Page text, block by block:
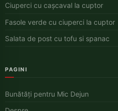
Ciuperci cu cașcaval la cuptor
Fasole verde cu ciuperci la cuptor
Salata de post cu tofu si spanac
PAGINI
Bunătăți pentru Mic Dejun